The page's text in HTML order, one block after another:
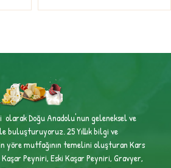
Doğu Anadolu'nun geleneksel ve
25 Yıllık bilgi ve
yöre mutfağının temelini oluşturan Kars
Peyniri, Eski Kaşar Peyniri, Gravyer,